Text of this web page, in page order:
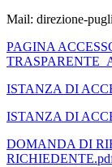
Mail: direzione-
PAGINA
ISTANZA DI
ISTANZA DI
DOMANDA DI